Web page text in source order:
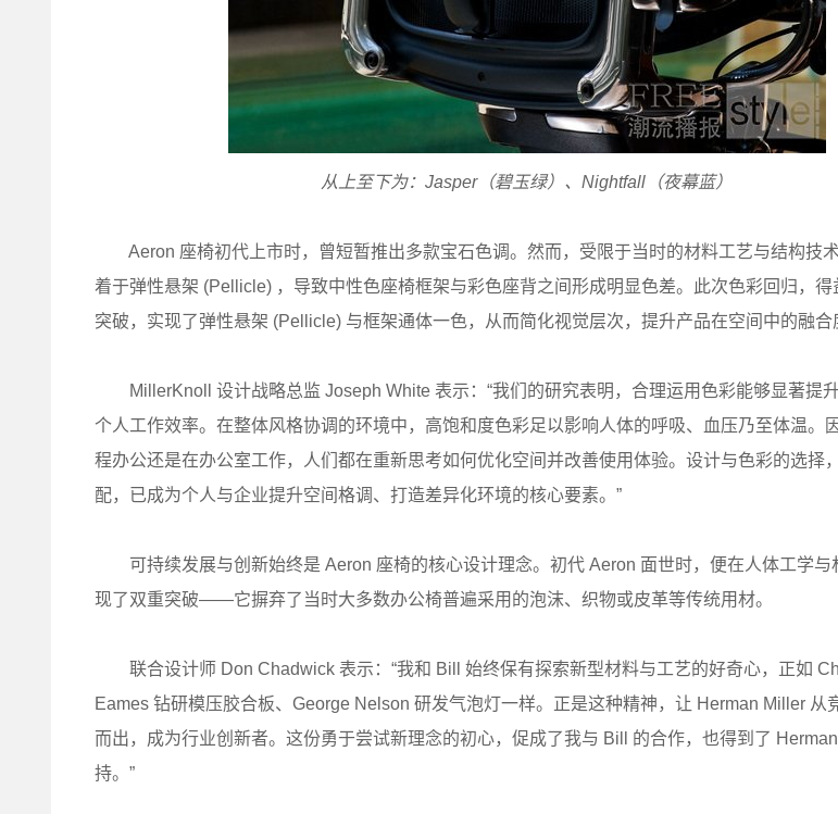
从上至下为： Jasper（碧玉绿）、 Nightfall （夜幕蓝）
Aeron 座椅初代上市时，曾短暂推出多款宝石色调。然而，受限于当时的材料工艺与结构技
着于弹性悬架 (Pellicle) ，导致中性色座椅框架与彩色座背之间形成明显色差。此次色彩回归，得
突破，实现了弹性悬架 (Pellicle) 与框架通体一色，从而简化视觉层次，提升产品在空间中的融合
MillerKnoll 设计战略总监 Joseph White 表示：“我们的研究表明，合理运用色彩能够显著提
个人工作效率。在整体风格协调的环境中，高饱和度色彩足以影响人体的呼吸、血压乃至体温。
程办公还是在办公室工作，人们都在重新思考如何优化空间并改善使用体验。设计与色彩的选择
配，已成为个人与企业提升空间格调、打造差异化环境的核心要素。”
可持续发展与创新始终是 Aeron 座椅的核心设计理念。初代 Aeron 面世时，便在人体工学与
现了双重突破——它摒弃了当时大多数办公椅普遍采用的泡沫、织物或皮革等传统用材。
联合设计师 Don Chadwick 表示：“我和 Bill 始终保有探索新型材料与工艺的好奇心，正如
Eames 钻研模压胶合板、George Nelson 研发气泡灯一样。正是这种精神，让 Herman Miller 从
而出，成为行业创新者。这份勇于尝试新理念的初心，促成了我与 Bill 的合作，也得到了
持。”